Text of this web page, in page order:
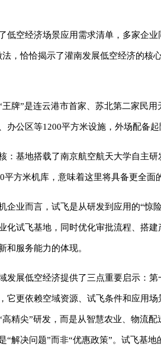
低空经济场景应用需求清单，多家企
，恰恰揭示了灌南发展低空经济的核
牌”是连云港市首家、苏北第二家民
办公区等1200平方米设施，外场配备
：基地搭载了南京航空航天大学自主
方米机库，意味着这里将具备更全面
企业而言，试飞是从研发到应用的“惊
化试飞基地，同时优化审批流程、搭
和服务能力的体现。
发展低空经济提供了三点重要启示：
它更依赖空域资源、试飞条件和应用
精尖”研发，而是从智慧农业、物流
“解决问题”而非“优惠政策”。试飞基